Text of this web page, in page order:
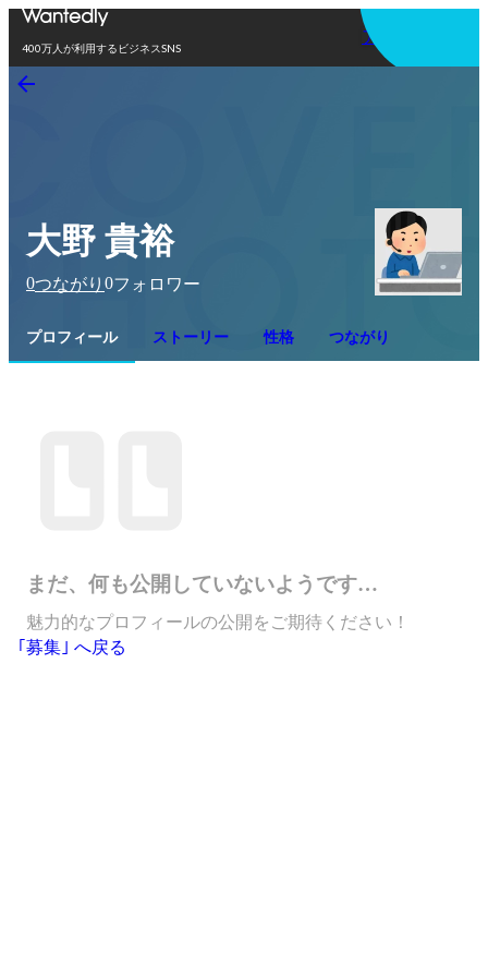
400万人が利用するビジネスSNS
アプリを使う
大野 貴裕
0つながり 0フォロワー
プロフィール ストーリー 性格 つながり
まだ、何も公開していないようです…
魅力的なプロフィールの公開をご期待ください！
｢募集｣ へ戻る